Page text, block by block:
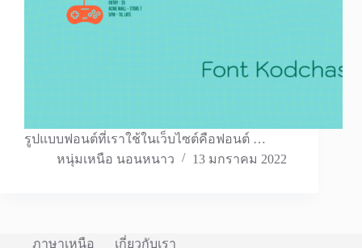
รูปแบบฟอนต์ที่เราใช้ในเว็บไซต์คือฟอนต์ …
หนุ่มเหนือ นอนหนาว
13 มกราคม 2022
ภาษาเหนือ เกี่ยวกับเรา